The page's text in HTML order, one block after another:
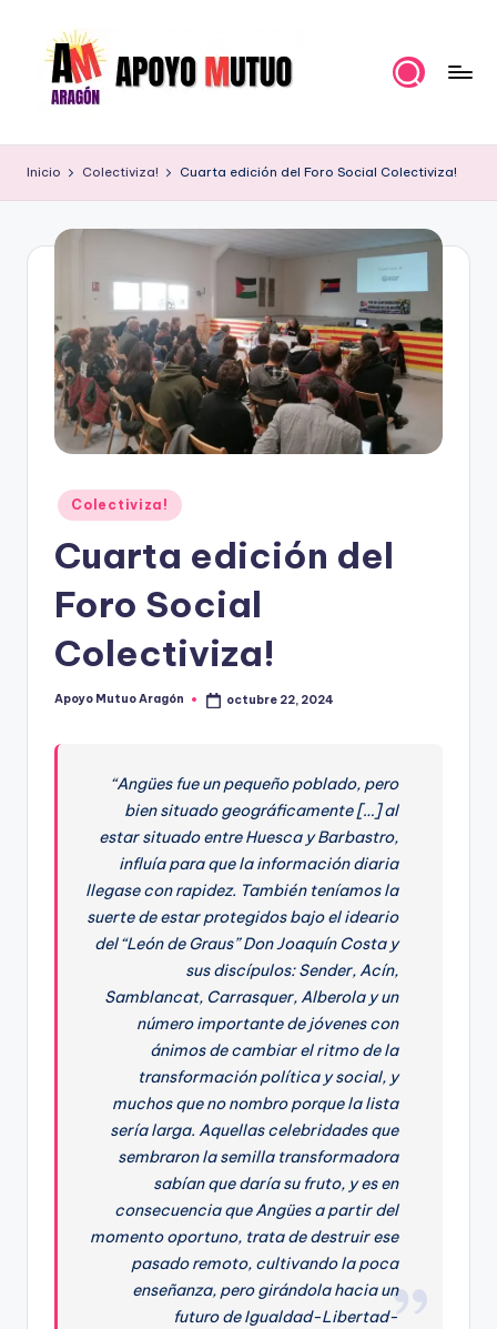
contenido
p
o
y
M
para
Inicio Colectiviza! Cuarta edición del Foro Social Colectiviza!
Publicado
en
Colectiviza!
Cuarta edición del
Foro Social
Colectiviza!
Publicado
Apoyo Mutuo Aragón octubre 22, 2024
“Angües fue un pequeño poblado, pero
bien situadogeográficamente[…] al
estar situado entre Huesca y Barbastro,
influíapara que la información diaria
llegase con rapidez. También teníamos la
suerte de estar protegidos bajo el ideario
del “León de Graus” Don Joaquín Costa y
sus discípulos: Sender, Acín,
Samblancat, Carrasquer,Alberola y un
número importante de jóvenes con
ánimos de cambiar el ritmo de la
transformación política y social, y
muchos que no nombro porque la lista
sería larga. Aquellas celebridades que
sembraron la semilla transformadora
sabían que daría su fruto, y es en
consecuencia que Angües a partir del
momento oportuno, trata de destruir ese
pasado remoto, cultivando la poca
enseñanza, pero girándola hacia un
futuro de Igualdad-Libertad-